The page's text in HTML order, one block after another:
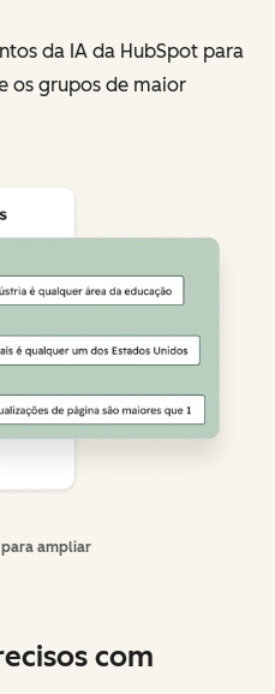
da IA da HubSpot para
os grupos de maior
ampliar
com